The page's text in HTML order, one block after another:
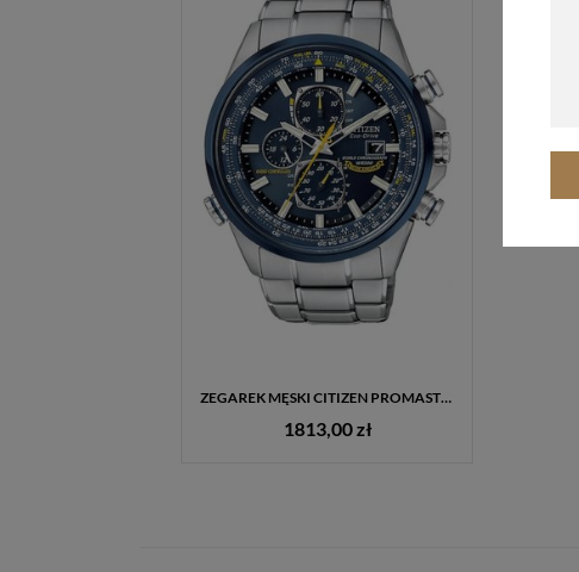
ZEGAREK MĘSKI CITIZEN PROMASTER BLUE ANGELS ECO-DRIVE RADIO CONTROLLED + GRAWER GRATIS
1813,00 zł